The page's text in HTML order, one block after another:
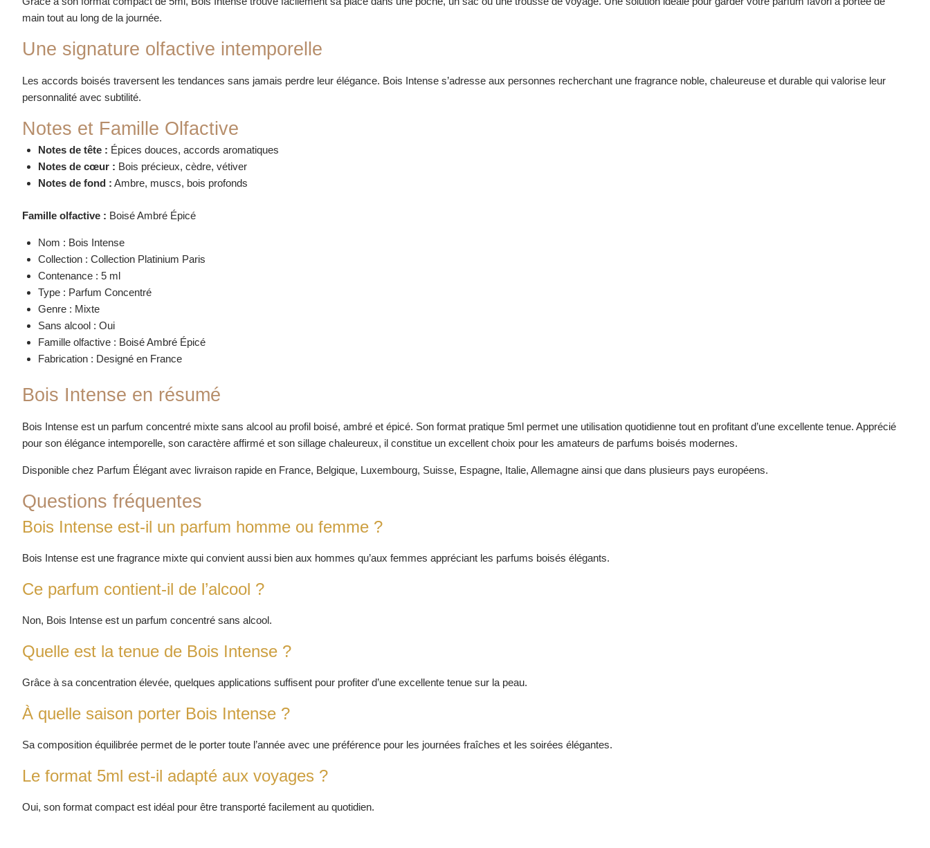
main tout au long de la journée.
Une signature olfactive intemporelle
Les accords boisés traversent les tendances sans jamais perdre leur élégance. Bois Intense s’adresse aux personnes recherchant une fragrance noble, chaleureuse et durable qui valorise leur
personnalité avec subtilité.
Notes et Famille Olfactive
Notes de tête : Épices douces, accords aromatiques
Notes de cœur : Bois précieux, cèdre, vétiver
Notes de fond : Ambre, muscs, bois profonds
Famille olfactive : Boisé Ambré Épicé
Nom : Bois Intense
Collection : Collection Platinium Paris
Contenance : 5 ml
Type : Parfum Concentré
Genre : Mixte
Sans alcool : Oui
Famille olfactive : Boisé Ambré Épicé
Fabrication : Designé en France
Bois Intense en résumé
Bois Intense est un parfum concentré mixte sans alcool au profil boisé, ambré et épicé. Son format pratique 5ml permet une utilisation quotidienne tout en profitant d’une excellente tenue. Apprécié
pour son élégance intemporelle, son caractère affirmé et son sillage chaleureux, il constitue un excellent choix pour les amateurs de parfums boisés modernes.
Disponible chez Parfum Élégant avec livraison rapide en France, Belgique, Luxembourg, Suisse, Espagne, Italie, Allemagne ainsi que dans plusieurs pays européens.
Questions fréquentes
Bois Intense est-il un parfum homme ou femme ?
Bois Intense est une fragrance mixte qui convient aussi bien aux hommes qu’aux femmes appréciant les parfums boisés élégants.
Ce parfum contient-il de l’alcool ?
Non, Bois Intense est un parfum concentré sans alcool.
Quelle est la tenue de Bois Intense ?
Grâce à sa concentration élevée, quelques applications suffisent pour profiter d’une excellente tenue sur la peau.
À quelle saison porter Bois Intense ?
Sa composition équilibrée permet de le porter toute l’année avec une préférence pour les journées fraîches et les soirées élégantes.
Le format 5ml est-il adapté aux voyages ?
Oui, son format compact est idéal pour être transporté facilement au quotidien.